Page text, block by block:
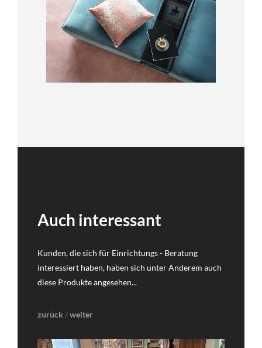
Auch interessant
Kunden, die sich für Einrichtungs - Beratung
interessiert haben, haben sich unter Anderem auch
diese Produkte angesehen...
zurück /weiter